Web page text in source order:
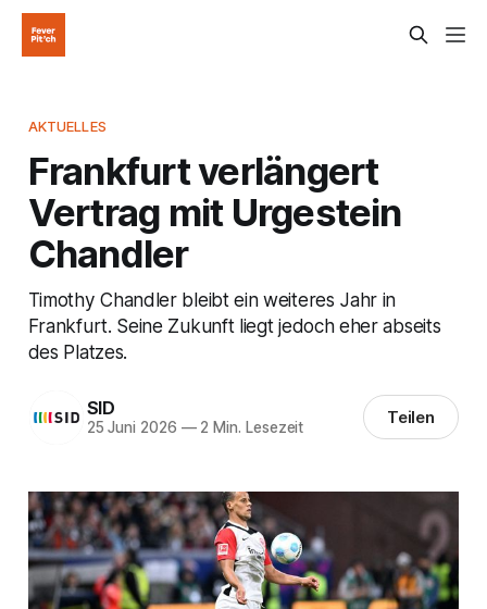
AKTUELLES
Frankfurt verlängert
Vertrag mit Urgestein
Chandler
Timothy Chandler bleibt ein weiteres Jahr in
Frankfurt. Seine Zukunft liegt jedoch eher abseits
des Platzes.
SID
25 Juni 2026 —2 Min. Lesezeit Teilen